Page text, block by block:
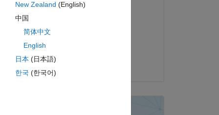
llargada]
답변:
2022년 7월 15일
New Zealand (English)
中国
简体中文
English
日本 (日本語)
한국 (한국어)